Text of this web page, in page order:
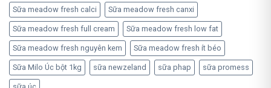
Sữa meadow fresh calci Sữa meadow fresh canxi
Sữa meadow fresh full cream Sữa meadow fresh low fat
Sữa meadow fresh nguyên kem Sữa meadow fresh ít béo
Sữa Milo Úc bột 1kg sữa newzeland sữa phap sữa promess